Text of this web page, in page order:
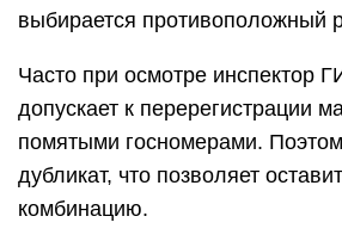
выбирается противоположный
Часто при осмотре инспектор
допускает к перерегистрации
помятыми госномерами.
дубликат, что позволяет
комбинацию.